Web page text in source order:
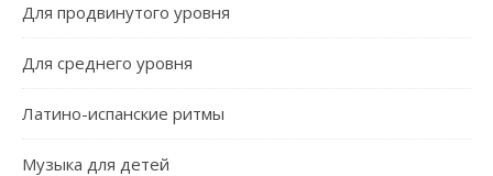
Для продвинутого уровня
Для среднего уровня
Латино-испанские ритмы
Музыка для детей